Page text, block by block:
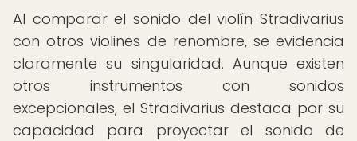
Al comparar el sonido del violín Stradivarius
con otros violines de renombre, se evidencia
claramente su singularidad. Aunque existen
otros instrumentos con sonidos
excepcionales, el Stradivarius destaca por su
capacidad para proyectar el sonido de